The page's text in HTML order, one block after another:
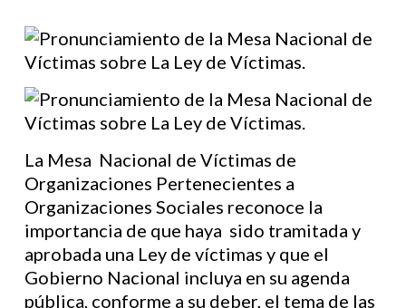
La Mesa Nacional de Víctimas de
Organizaciones Pertenecientes a
Organizaciones Sociales reconoce la
importancia de que haya sido tramitada y
aprobada una Ley de víctimas y que el
Gobierno Nacional incluya en su agenda
pública, conforme a su deber, el tema de las